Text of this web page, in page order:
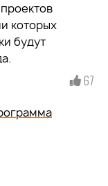
которых
будут
67